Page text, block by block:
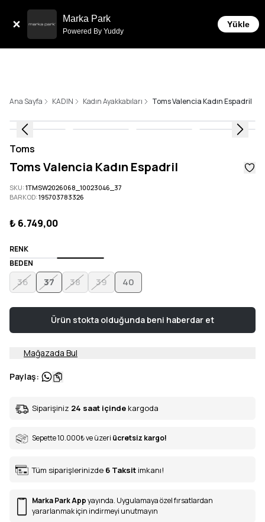
Marka Park
Powered By Yuddy
Yükle
İmkanı!
Ana Sayfa KADIN Kadın Ayakkabıları Toms Valencia Kadın Espadril
Toms
Toms Valencia Kadın Espadril
SKU:1TMSW2026068_10023046_37
BARKOD:195703783326
₺ 6.749,00
RENK
BEDEN
36 37 38 39 40
Ürün stokta olduğunda beni haberdar et
Mağazada Bul
Paylaş:
Siparişiniz 24 saat içinde kargoda
Sepette 10.000₺ve üzeri ücretsiz kargo!
Tüm siparişlerinizde 6 Taksit imkanı!
Marka Park Appyayında. Uygulamaya özel fırsatlardan
yararlanmak için indirmeyi unutmayın